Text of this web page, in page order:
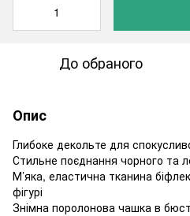
До обраного
Опис
Глибоке декольте для
Стильне поєднання чорного та
М’яка, еластична тканина
фігурі
Знімна поролонова чашка в